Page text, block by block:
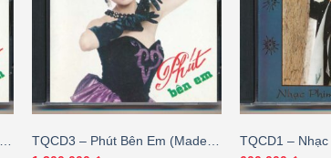
TQCD3 – Phút Bên Em (Made
TQCD1 –